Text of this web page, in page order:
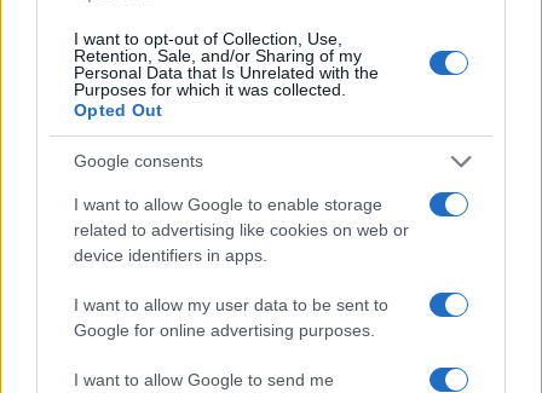
I want to opt-out of Collection, Use,
Retention, Sale, and/or Sharing of my
Personal Data that Is Unrelated with the
Purposes for which it was collected.
Opted Out
Google consents
I want to allow Google to enable storage
related to advertising like cookies on web or
device identifiers in apps.
I want to allow my user data to be sent to
Google for online advertising purposes.
I want to allow Google to send me
rouges en 2023 malgré le transport de 1 million de
passagers. En 2024, toutefois, la situation semble s’être
améliorée. La ligne vers New York, inaugurée en 2021,
s’est rapidement classée comme la deuxième route la plus
populaire de French Bee en termes de trafic, juste après
celle vers la Réunion.
Il reste encore 18,1% de cet article à découvrir. La suite
est accessible exclusivement aux abonnés.